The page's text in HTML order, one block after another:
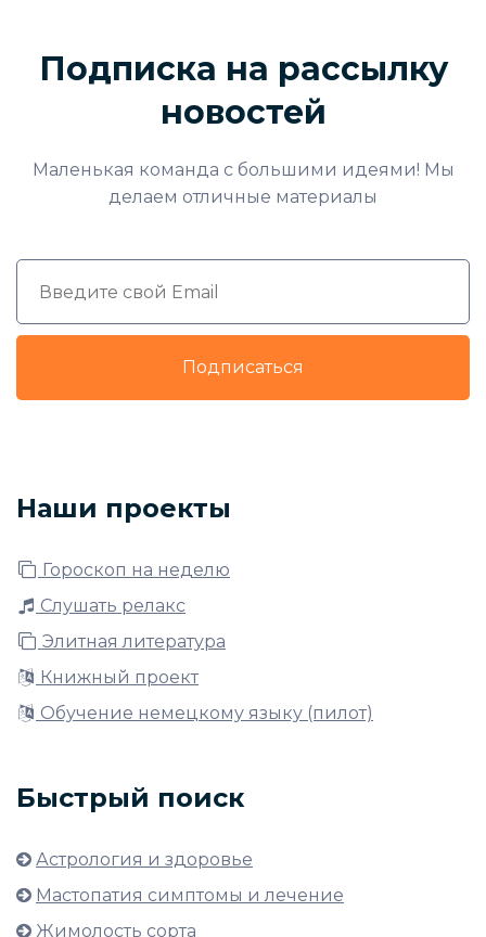
Подписка на рассылку
новостей
Маленькая команда с большими идеями! Мы
делаем отличные материалы
Подписаться
Наши проекты
Гороскоп на неделю
Слушать релакс
Элитная литература
Книжный проект
Обучение немецкому языку (пилот)
Быстрый поиск
Астрология и здоровье
Мастопатия симптомы и лечение
Жимолость сорта